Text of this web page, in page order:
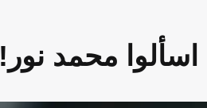
محمد نور!